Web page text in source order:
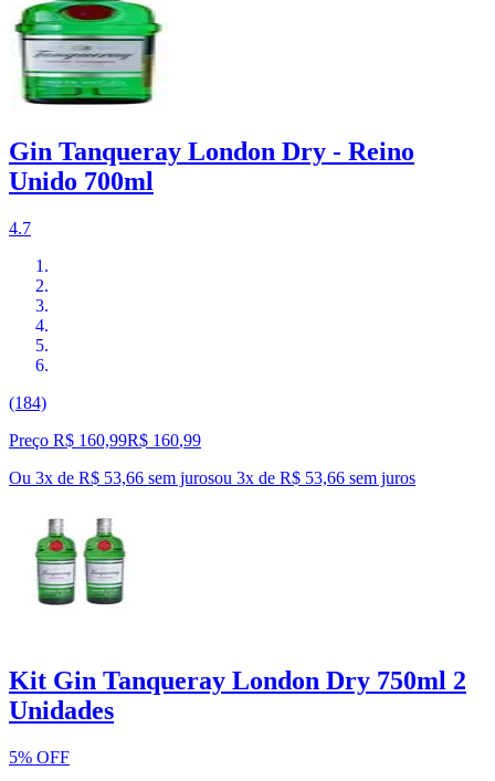
Gin Tanqueray London Dry - Reino
Unido 700ml
4.7
(184)
Preço R$ 160,99R$ 160,99
Ou 3x de R$ 53,66 sem jurosou 3x de R$ 53,66 sem juros
Kit Gin Tanqueray London Dry 750ml 2
Unidades
5% OFF